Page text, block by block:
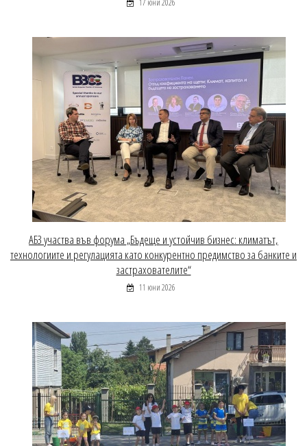
АБЗ участва във форума „Бъдеще и устойчив бизнес: климатът,
технологиите и регулацията като конкурентно предимство за банките и
застрахователите“
11 юни 2026